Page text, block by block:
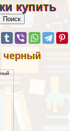
купить
черный